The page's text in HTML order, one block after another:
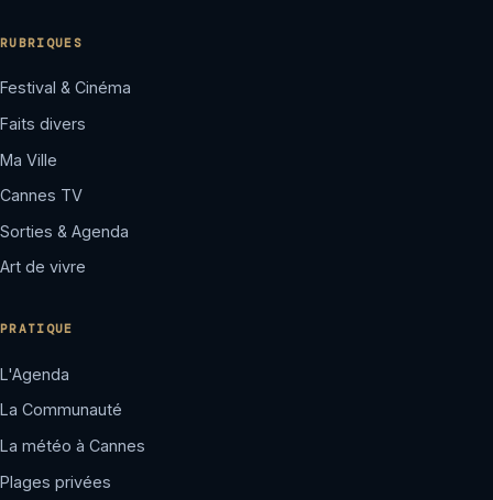
RUBRIQUES
Festival & Cinéma
Faits divers
Ma Ville
Cannes TV
Sorties & Agenda
Art de vivre
PRATIQUE
L'Agenda
La Communauté
La météo à Cannes
Plages privées